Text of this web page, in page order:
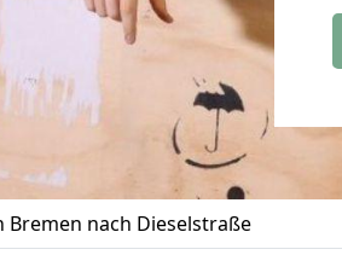
Bremen nach Dieselstraße